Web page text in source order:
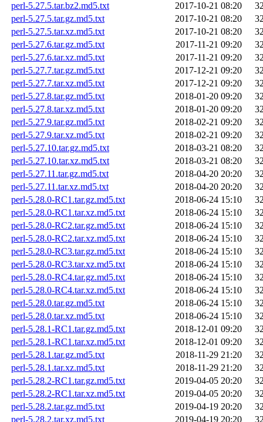
perl-5.27.5.tar.bz2.md5.txt
2017-10-21 08:20
perl-5.27.5.tar.gz.md5.txt
2017-10-21 08:20
perl-5.27.5.tar.xz.md5.txt
2017-10-21 08:20
perl-5.27.6.tar.gz.md5.txt
2017-11-21 09:20
perl-5.27.6.tar.xz.md5.txt
2017-11-21 09:20
perl-5.27.7.tar.gz.md5.txt
2017-12-21 09:20
perl-5.27.7.tar.xz.md5.txt
2017-12-21 09:20
perl-5.27.8.tar.gz.md5.txt
2018-01-20 09:20
perl-5.27.8.tar.xz.md5.txt
2018-01-20 09:20
perl-5.27.9.tar.gz.md5.txt
2018-02-21 09:20
perl-5.27.9.tar.xz.md5.txt
2018-02-21 09:20
perl-5.27.10.tar.gz.md5.txt
2018-03-21 08:20
perl-5.27.10.tar.xz.md5.txt
2018-03-21 08:20
perl-5.27.11.tar.gz.md5.txt
2018-04-20 20:20
perl-5.27.11.tar.xz.md5.txt
2018-04-20 20:20
perl-5.28.0-RC1.tar.gz.md5.txt
2018-06-24 15:10
perl-5.28.0-RC1.tar.xz.md5.txt
2018-06-24 15:10
perl-5.28.0-RC2.tar.gz.md5.txt
2018-06-24 15:10
perl-5.28.0-RC2.tar.xz.md5.txt
2018-06-24 15:10
perl-5.28.0-RC3.tar.gz.md5.txt
2018-06-24 15:10
perl-5.28.0-RC3.tar.xz.md5.txt
2018-06-24 15:10
perl-5.28.0-RC4.tar.gz.md5.txt
2018-06-24 15:10
perl-5.28.0-RC4.tar.xz.md5.txt
2018-06-24 15:10
perl-5.28.0.tar.gz.md5.txt
2018-06-24 15:10
perl-5.28.0.tar.xz.md5.txt
2018-06-24 15:10
perl-5.28.1-RC1.tar.gz.md5.txt
2018-12-01 09:20
perl-5.28.1-RC1.tar.xz.md5.txt
2018-12-01 09:20
perl-5.28.1.tar.gz.md5.txt
2018-11-29 21:20
perl-5.28.1.tar.xz.md5.txt
2018-11-29 21:20
perl-5.28.2-RC1.tar.gz.md5.txt
2019-04-05 20:20
perl-5.28.2-RC1.tar.xz.md5.txt
2019-04-05 20:20
perl-5.28.2.tar.gz.md5.txt
2019-04-19 20:20
perl-5.28.2.tar.xz.md5.txt
2019-04-19 20:20